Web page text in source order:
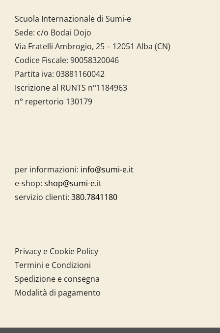
Scuola Internazionale di Sumi-e
Sede: c/o Bodai Dojo
Via Fratelli Ambrogio, 25 – 12051 Alba (CN)
Codice Fiscale: 90058320046
Partita iva: 03881160042
Iscrizione al RUNTS n°1184963
n° repertorio 130179
per informazioni: info@sumi-e.it
e-shop: shop@sumi-e.it
servizio clienti: 380.7841180
Privacy e Cookie Policy
Termini e Condizioni
Spedizione e consegna
Modalità di pagamento